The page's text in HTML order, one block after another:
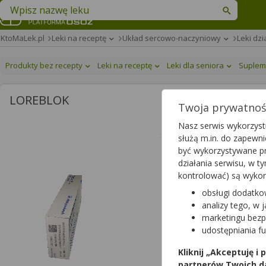
Znajdź lek w swojej okolicy
KtoMaLek.pl Leki na receptę Układ sercowo-naczyniowy Leki
Produkty bez recepty Leki na receptę Leki dla seniora
LOREBLOK
Loreblok
tabletki powlekane |50
lek na receptę
Twoja
Nasz serwis
służą m.in. do
być wykorzystywane
działania serwisu, w
kontrolować) są
obsługi
analizy tego, w
marketingu
udostępniania
Kliknij „Akceptuję i